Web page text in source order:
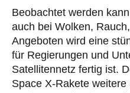
Beobachtet werden
auch bei Wolken,
Angeboten wird eine
für Regierungen und
Satellitennetz fertig ist.
Space X-Rakete